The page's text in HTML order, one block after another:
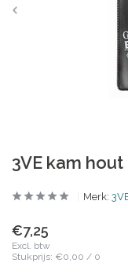
3VE kam
Merk:
€7,25
Excl. btw
Stukprijs: €0,00 / 0